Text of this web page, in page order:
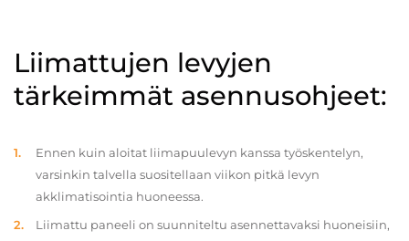
Liimattujen levyjen
tärkeimmät asennusohjeet:
Ennen kuin aloitat liimapuulevyn kanssa työskentelyn,
varsinkin talvella suositellaan viikon pitkä levyn
akklimatisointia huoneessa.
Liimattu paneeli on suunniteltu asennettavaksi huoneisiin,